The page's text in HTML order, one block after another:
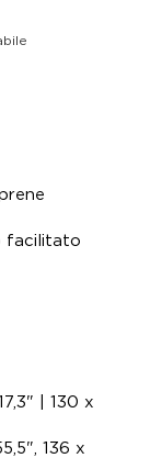
facilitato
130 x
136 x